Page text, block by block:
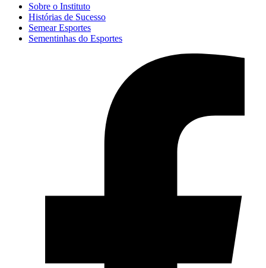
Sobre o Instituto
Histórias de Sucesso
Semear Esportes
Sementinhas do Esportes